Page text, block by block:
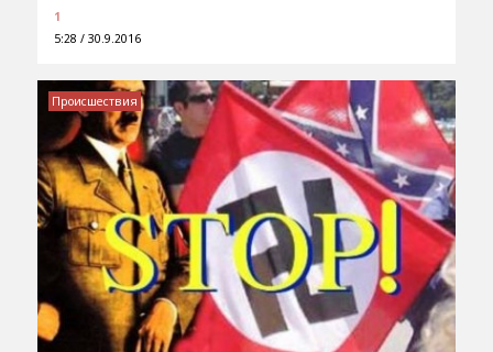
1
5:28 / 30.9.2016
Происшествия